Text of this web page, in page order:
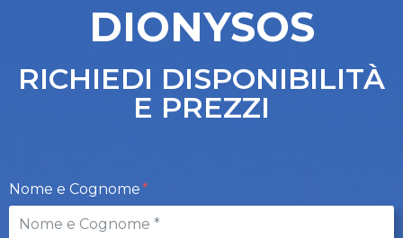
DIONYSOS
RICHIEDI DISPONIBILITÀ
E PREZZI
Nome e Cognome